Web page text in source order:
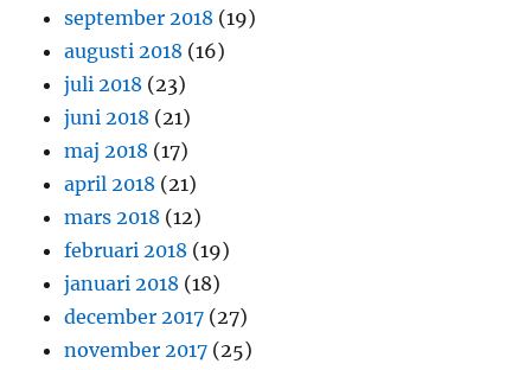
september 2018 (19)
augusti 2018 (16)
juli 2018 (23)
juni 2018 (21)
maj 2018 (17)
april 2018 (21)
mars 2018 (12)
februari 2018 (19)
januari 2018 (18)
december 2017 (27)
november 2017 (25)